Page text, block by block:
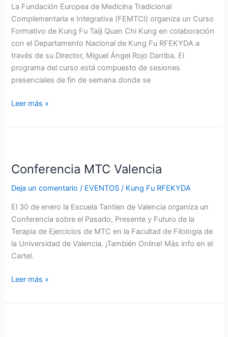
La Fundación Europea de Medicina Tradicional
Complementaria e Integrativa (FEMTCI) organiza un Curso
Formativo de Kung Fu Taiji Quan Chi Kung en colaboración
con el Departamento Nacional de Kung Fu RFEKYDA a
través de su Director, Miguel Ángel Rojo Darriba. El
programa del curso está compuesto de sesiones
presenciales de fin de semana donde se
Madrid
Leer más »
Conferencia MTC Valencia
Deja un comentario / EVENTOS / Kung Fu RFEKYDA
El 30 de enero la Escuela Tantien de Valencia organiza un
Conferencia sobre el Pasado, Presente y Futuro de la
Terapia de Ejercicios de MTC en la Facultad de Filología de
la Universidad de Valencia. ¡También Online! Más info en el
Cartel.
Valencia
Leer más »